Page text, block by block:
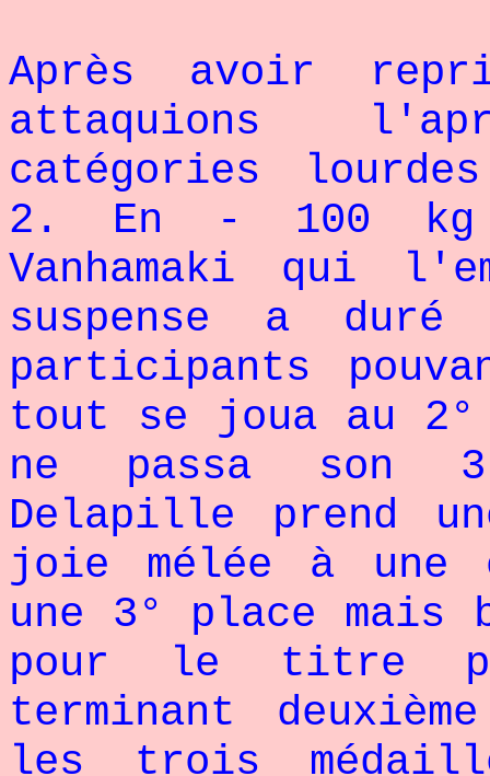
Après avoir
attaquions
catégories
2. En - 100
Vanhamaki qui
suspense a
participants
tout se joua au 2°
ne passa son
Delapille prend
joie mélée à
une 3° place mais
pour le titre
terminant
les trois